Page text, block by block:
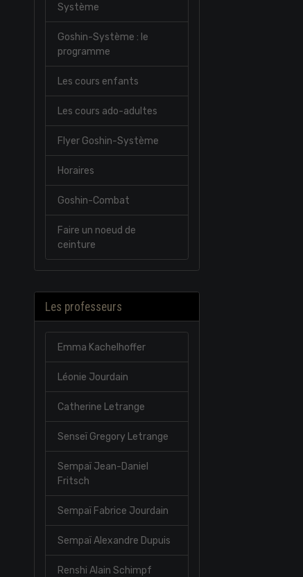
Système
Goshin-Système : le
programme
Les cours enfants
Les cours ado-adultes
Flyer Goshin-Système
Horaires
Goshin-Combat
Faire un noeud de
ceinture
Les professeurs
Emma Kachelhoffer
Léonie Jourdain
Catherine Letrange
Senseï Gregory Letrange
Sempaï Jean-Daniel
Fritsch
Sempaï Fabrice Jourdain
Sempaï Alexandre Dupuis
Renshi Alain Schimpf